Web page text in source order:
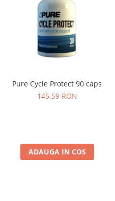
Pure Cycle Protect 90 caps
145,59 RON
ADAUGA IN COS